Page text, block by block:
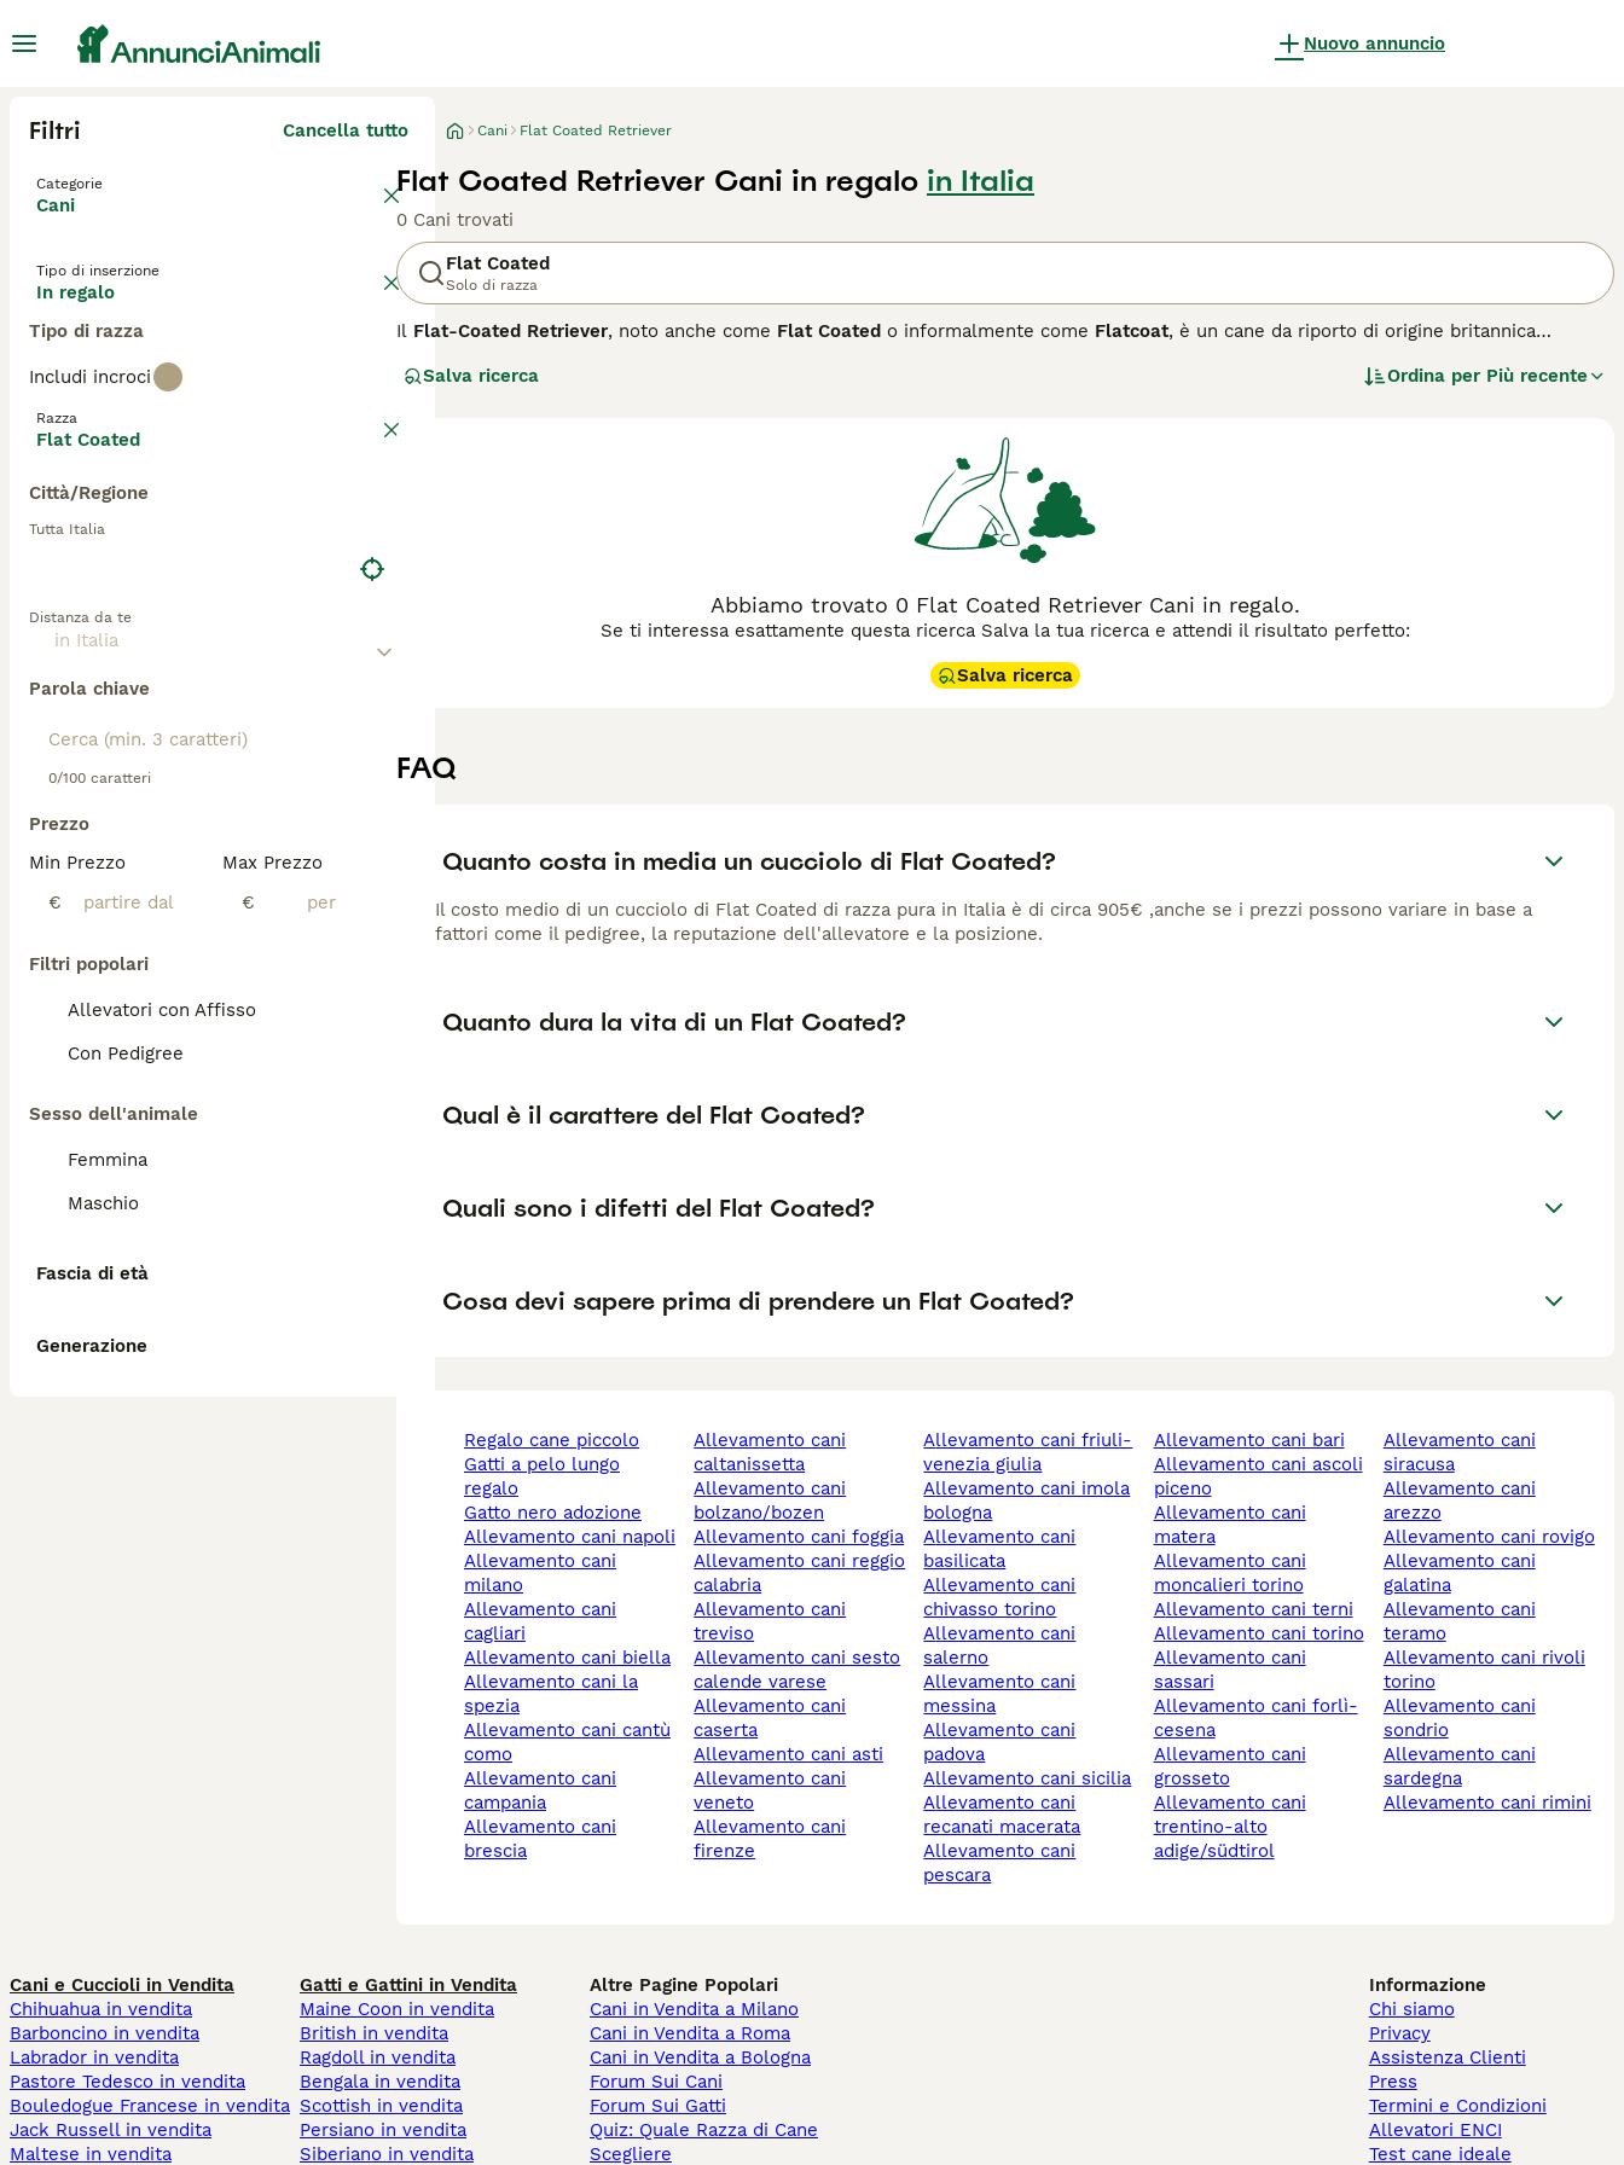
Nuovo annuncio
Filtri Cancella tutto
Categorie
Cani
Tipo di inserzione
In regalo
Tipo di razza
Includi incroci
Razza
Flat Coated
Città/Regione
Tutta Italia
Distanza da te
Parola chiave
0/100 caratteri
Prezzo
Min Prezzo
€
Max Prezzo
€
Filtri popolari
Allevatori con Affisso
Con Pedigree
Sesso dell'animale
Femmina
Maschio
Fascia di età
Generazione
Cani Flat Coated Retriever
Flat Coated Retriever Cani in regalo in Italia
0 Cani trovati
Flat Coated
Solo di razza
Il Flat-Coated Retriever, noto anche come Flat Coated o informalmente come Flatcoat, è un cane da riporto di origine britannica
probabilmente altri retriever e cani da acqua, con lo scopo di ottenere un cane da caccia versatile, abile sia in acqua che a terra. Fu la
Labrador e dal Golden Retriever. I colori riconosciuti dallo standard sono il nero e il marrone (fegato).
Il Flat-Coated Retriever è un cane elegante e atletico, con un mantello liscio e denso di media lunghezza, orejas piegate e una coda
fioccosa. È celebre per il suo temperamento esuberante, giocoso e gioviale, spesso descritto come il "peter pan" dei cani retriever per la
sua irrefrenabile vitalità che mantiene fino alla vecchiaia. È un cane molto affettuoso e orientato alle persone, ideale per famiglie attive
che possono garantire esercizio quotidiano abbondante. Risponde ottimamente all'addestramento grazie alla sua intelligenza e al suo
sviluppo di neoplasie, quindi i controlli veterinari periodici sono particolarmente raccomandati.
Salva ricerca Ordina per Più recente
Abbiamo trovato 0 Flat Coated Retriever Cani in regalo.
Se ti interessa esattamente questa ricerca Salva la tua ricerca e attendi il risultato perfetto:
Salva ricerca
FAQ
Quanto costa in media un cucciolo di Flat Coated?
Il costo medio di un cucciolo di Flat Coated di razza pura in Italia è di circa 905€ ,anche se i prezzi possono variare in base a
fattori come il pedigree, la reputazione dell'allevatore e la posizione.
Quanto dura la vita di un Flat Coated?
Qual è il carattere del Flat Coated?
Quali sono i difetti del Flat Coated?
Cosa devi sapere prima di prendere un Flat Coated?
regalo cane piccolo
gatti a pelo lungo
regalo
gatto nero adozione
allevamento cani napoli
allevamento cani
milano
allevamento cani
cagliari
allevamento cani biella
allevamento cani la
spezia
allevamento cani cantù
como
allevamento cani
campania
allevamento cani
brescia
allevamento cani
caltanissetta
allevamento cani
bolzano/bozen
allevamento cani foggia
allevamento cani reggio
calabria
allevamento cani
treviso
allevamento cani sesto
calende varese
allevamento cani
caserta
allevamento cani asti
allevamento cani
veneto
allevamento cani
firenze
allevamento cani friuli-
venezia giulia
allevamento cani imola
bologna
allevamento cani
basilicata
allevamento cani
chivasso torino
allevamento cani
salerno
allevamento cani
messina
allevamento cani
padova
allevamento cani sicilia
allevamento cani
recanati macerata
allevamento cani
pescara
allevamento cani bari
allevamento cani ascoli
piceno
allevamento cani
matera
allevamento cani
moncalieri torino
allevamento cani terni
allevamento cani torino
allevamento cani
sassari
allevamento cani forlì-
cesena
allevamento cani
grosseto
allevamento cani
trentino-alto
adige/südtirol
allevamento cani
siracusa
allevamento cani
arezzo
allevamento cani rovigo
allevamento cani
galatina
allevamento cani
teramo
allevamento cani rivoli
torino
allevamento cani
sondrio
allevamento cani
sardegna
allevamento cani rimini
Cani e Cuccioli in Vendita
Chihuahua in vendita
Barboncino in vendita
Labrador in vendita
Pastore Tedesco in vendita
Bouledogue Francese in vendita
Jack Russell in vendita
Maltese in vendita
Gatti e Gattini in Vendita
Maine Coon in vendita
British in vendita
Ragdoll in vendita
Bengala in vendita
Scottish in vendita
Persiano in vendita
Siberiano in vendita
Altre Pagine Popolari
Cani in Vendita a Milano
Cani in Vendita a Roma
Cani in Vendita a Bologna
Forum Sui Cani
Forum Sui Gatti
Quiz: Quale Razza di Cane
Scegliere
Informazione
Chi siamo
Privacy
Assistenza Clienti
Press
Termini e Condizioni
Allevatori ENCI
Test cane ideale